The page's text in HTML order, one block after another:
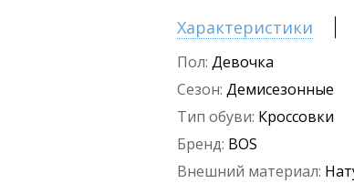
Характеристики
Пол: Девочка
Сезон: Демисезонные
Тип обуви: Кроссовки
Бренд: BOS
Внешний материал: